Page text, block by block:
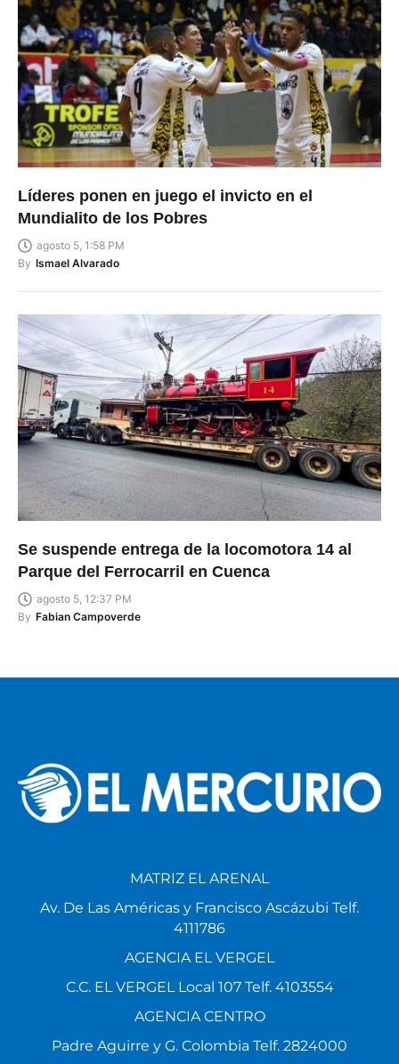
Líderes ponen en juego el invicto en el
Mundialito de los Pobres
agosto 5, 1:58 PM
By Ismael Alvarado
Se suspende entrega de la locomotora 14 al
Parque del Ferrocarril en Cuenca
agosto 5, 12:37 PM
By Fabian Campoverde
MATRIZ EL ARENAL
Av. De Las Américas y Francisco Ascázubi Telf.
4111786
AGENCIA EL VERGEL
C.C. EL VERGEL Local 107 Telf. 4103554
AGENCIA CENTRO
Padre Aguirre y G. Colombia Telf. 2824000